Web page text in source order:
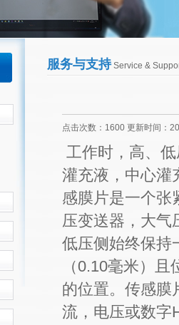
服务与支持Service &
点击次数：1600 更新时间：
工作时，高、
灌充液，中心灌
感膜片是一个张
压变送器，大气
低压侧始终保持
（0.10毫米）
的位置。传感膜
流，电压或数